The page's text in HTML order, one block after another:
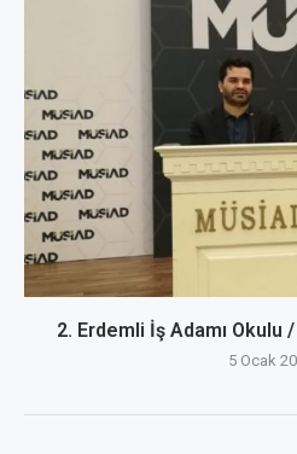
2. Erdemli İş Adamı
5 Ocak